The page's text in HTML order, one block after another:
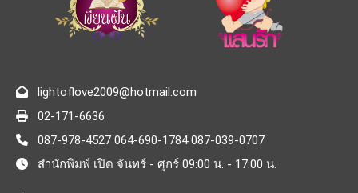
lightoflove2009@hotmail.com
02-171-6636
087-978-4527 064-690-1784 087-039-0707
สำนักพิมพ์ เปิด จันทร์ - ศุกร์ 09:00 น. - 17:00 น.